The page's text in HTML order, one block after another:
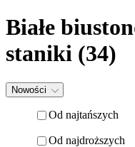
Białe
staniki (34)
Nowości
Od najtańszych
Od najdroższych